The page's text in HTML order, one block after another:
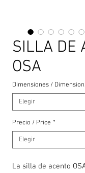
SILLA DE
OSA
Dimensiones /
Precio / Price *
La silla de acento